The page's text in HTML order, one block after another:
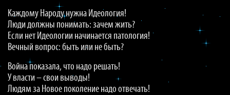
Каждому Народу нужна Идеология!
Люди должны понимать: зачем жить?
Если нет Идеологии начинается патология!
Вечный вопрос: быть или не быть?
Война показала, что надо решать!
У власти – свои выводы!
Людям за Новое поколение надо отвечать!